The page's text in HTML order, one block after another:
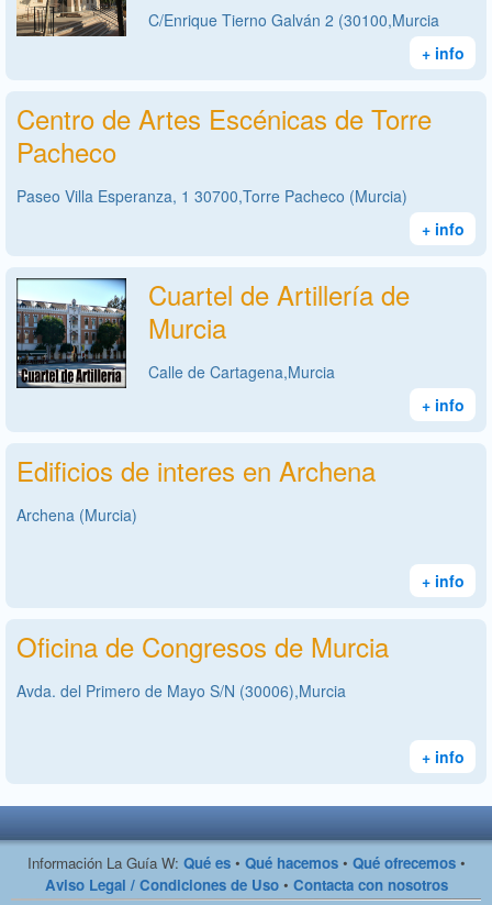
C/Enrique Tierno Galván 2 (30100,Murcia
+ info
Centro de Artes Escénicas de Torre
Pacheco
Paseo Villa Esperanza, 1 30700,Torre Pacheco (Murcia)
+ info
Cuartel de Artillería de
Murcia
Calle de Cartagena,Murcia
+ info
Edificios de interes en Archena
Archena (Murcia)
+ info
Oficina de Congresos de Murcia
Avda. del Primero de Mayo S/N (30006),Murcia
+ info
Información La Guía W: Qué es• Qué hacemos• Qué ofrecemos•
Aviso Legal / Condiciones de Uso• Contacta con nosotros